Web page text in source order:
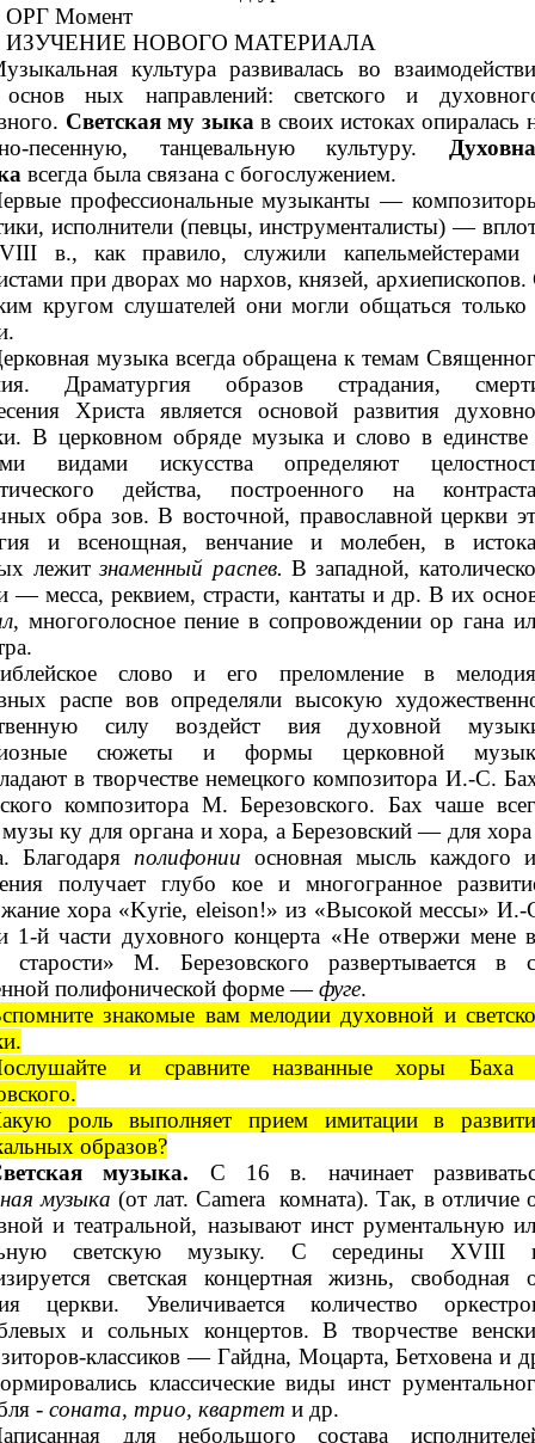
ОРГ Момент
ИЗУЧЕНИЕ НОВОГО МАТЕРИАЛА
культура развивалась во
ных направлений: светского и
Светская му зыкав своих истоках опиралась
песенную, танцевальную культуру.
всегда была связана с богослужением.
профессиональные музыканты —
исполнители (певцы, инструменталисты) —
в., как правило, служили капельмейстерами
при дворах мо нархов, князей,
кругом слушателей они могли общаться только
музыка всегда обращена к темам
Драматургия образов страдания,
Христа является основой развития
В церковном обряде музыка и слово в единстве
видами искусства определяют
действа, построенного на
обра зов. В восточной, православной церкви
и всенощная, венчание и молебен, в
лежитзнаменный распев. В западной,
— месса, реквием, страсти, кантаты и др. В их
, многоголосное пение в сопровождении ор гана
слово и его преломление в
распе вов определяли высокую
силу воздейст вия духовной
сюжеты и формы церковной
в творчестве немецкого композитора И.-С.
композитора М. Березовского. Бах чаше
ку для органа и хора, а Березовский — для хора
Благодаря полифонии основная мысль каждого
получает глубо кое и многогранное
хора «Kyrie, eleison!» из «Высокой мессы» И.-
1-й части духовного концерта «Не отвержи мене
старости» М. Березовского развертывается в
полифонической форме —фуге.
знакомые вам мелодии духовной и
и сравните названные хоры Баха
роль выполняет прием имитации в
образов?
музыка. С 16 в. начинает
музыка (от лат. Camera комната). Так, в отличие
и театральной, называют инст рументальную
светскую музыку. С середины XVIII
светская концертная жизнь, свободная
церкви. Увеличивается количество
и сольных концертов. В творчестве
классиков — Гайдна, Моцарта, Бетховена и
классические виды инст
-соната, трио, квартет и др.
для небольшого состава